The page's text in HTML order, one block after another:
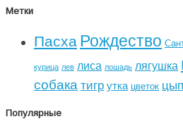
Метки
ПасхаРождество
курица лев лиса лошадь лягушка
собака тигрутка цветок
Популярные